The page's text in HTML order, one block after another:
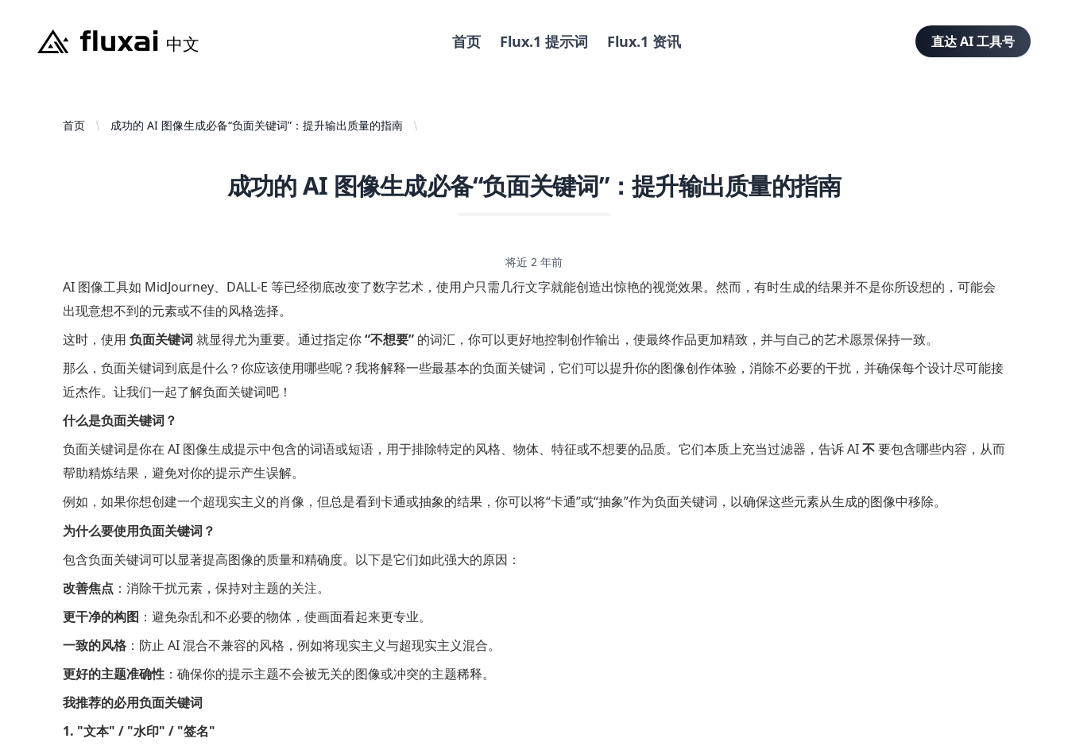
首页 Flux.1 提示词 Flux.1 资讯 直达 AI 工具号
首页 成功的 AI 图像生成必备“负面关键词”：提升输出质量的指南
成功的 AI 图像生成必备“负面关键词”：提升输出质量的指南
将近 2 年前
AI 图像工具如 MidJourney、DALL-E 等已经彻底改变了数字艺术，使用户只需几行文字就能创造出惊艳的视觉效果。然而，有时生成的结果并不是你所设想的，可能会
出现意想不到的元素或不佳的风格选择。
这时，使用 负面关键词 就显得尤为重要。通过指定你“不想要” 的词汇，你可以更好地控制创作输出，使最终作品更加精致，并与自己的艺术愿景保持一致。
那么，负面关键词到底是什么？你应该使用哪些呢？我将解释一些最基本的负面关键词，它们可以提升你的图像创作体验，消除不必要的干扰，并确保每个设计尽可能接
近杰作。让我们一起了解负面关键词吧！
什么是负面关键词？
负面关键词是你在 AI 图像生成提示中包含的词语或短语，用于排除特定的风格、物体、特征或不想要的品质。它们本质上充当过滤器，告诉 AI不要包含哪些内容，从而
帮助精炼结果，避免对你的提示产生误解。
例如，如果你想创建一个超现实主义的肖像，但总是看到卡通或抽象的结果，你可以将“卡通”或“抽象”作为负面关键词，以确保这些元素从生成的图像中移除。
为什么要使用负面关键词？
包含负面关键词可以显著提高图像的质量和精确度。以下是它们如此强大的原因：
改善焦点 ：消除干扰元素，保持对主题的关注。
更干净的构图 ：避免杂乱和不必要的物体，使画面看起来更专业。
一致的风格 ：防止 AI 混合不兼容的风格，例如将现实主义与超现实主义混合。
更好的主题准确性 ：确保你的提示主题不会被无关的图像或冲突的主题稀释。
我推荐的必用负面关键词
1. "文本" / "水印" / "签名"